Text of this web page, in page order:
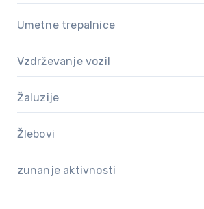
Umetne trepalnice
Vzdrževanje vozil
Žaluzije
Žlebovi
zunanje aktivnosti